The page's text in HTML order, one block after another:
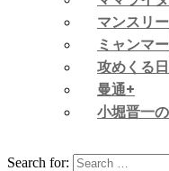
マンスリ
ミャンマ
攻めくる
曼通+
小堀晋一
Search for: